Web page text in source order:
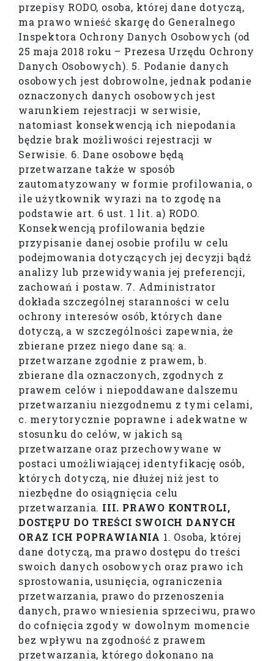
przepisy RODO, osoba, której dane dotyczą,
ma prawo wnieść skargę do Generalnego
Inspektora Ochrony Danych Osobowych (od
25 maja 2018 roku – Prezesa Urzędu Ochrony
Danych Osobowych). 5. Podanie danych
osobowych jest dobrowolne, jednak podanie
oznaczonych danych osobowych jest
warunkiem rejestracji w serwisie,
natomiast konsekwencją ich niepodania
będzie brak możliwości rejestracji w
Serwisie. 6. Dane osobowe będą
przetwarzane także w sposób
zautomatyzowany w formie profilowania, o
ile użytkownik wyrazi na to zgodę na
podstawie art. 6 ust. 1 lit. a) RODO.
Konsekwencją profilowania będzie
przypisanie danej osobie profilu w celu
podejmowania dotyczących jej decyzji bądź
analizy lub przewidywania jej preferencji,
zachowań i postaw. 7. Administrator
dokłada szczególnej staranności w celu
ochrony interesów osób, których dane
dotyczą, a w szczególności zapewnia, że
zbierane przez niego dane są: a.
przetwarzane zgodnie z prawem, b.
zbierane dla oznaczonych, zgodnych z
prawem celów i niepoddawane dalszemu
przetwarzaniu niezgodnemu z tymi celami,
c. merytorycznie poprawne i adekwatne w
stosunku do celów, w jakich są
przetwarzane oraz przechowywane w
postaci umożliwiającej identyfikację osób,
których dotyczą, nie dłużej niż jest to
niezbędne do osiągnięcia celu
przetwarzania. III. PRAWO KONTROLI,
DOSTĘPU DO TREŚCI SWOICH DANYCH
ORAZ ICH POPRAWIANIA 1. Osoba, której
dane dotyczą, ma prawo dostępu do treści
swoich danych osobowych oraz prawo ich
sprostowania, usunięcia, ograniczenia
przetwarzania, prawo do przenoszenia
danych, prawo wniesienia sprzeciwu, prawo
do cofnięcia zgody w dowolnym momencie
bez wpływu na zgodność z prawem
przetwarzania, którego dokonano na